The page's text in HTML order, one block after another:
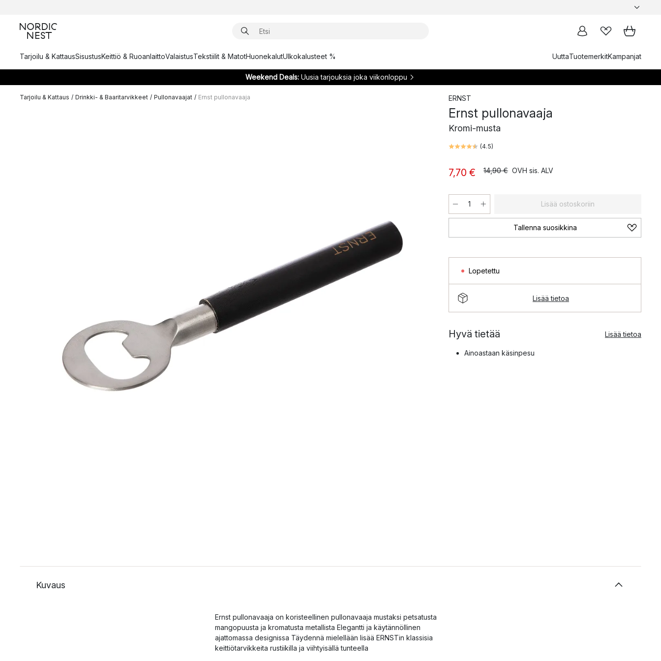
Tarjoilu & KattausSisustusKeittiö & RuoanlaittoValaistusTekstiilit & MatotHuonekalutUlkokalusteet % UuttaTuotemerkitKampanjat
Weekend Deals:Uusia tarjouksia joka viikonloppu
Tarjoilu & Kattaus / Drinkki- & Baaritarvikkeet / Pullonavaajat / Ernst pullonavaaja ERNST
Ernst pullonavaaja
Kromi-musta
(4.5)
7,70 € 14,90 € OVH sis. ALV
Lisää ostoskoriin
Tallenna suosikkina
Lopetettu
Lisää tietoa
Hyvä tietää Lisää tietoa
Ainoastaan käsinpesu
Kuvaus
Ernst pullonavaaja on koristeellinen pullonavaaja mustaksi petsatusta
mangopuusta ja kromatusta metallista Elegantti ja käytännöllinen
ajattomassa designissa Täydennä mielellään lisää ERNSTin klassisia
keittiötarvikkeita rustiikilla ja viihtyisällä tunteella